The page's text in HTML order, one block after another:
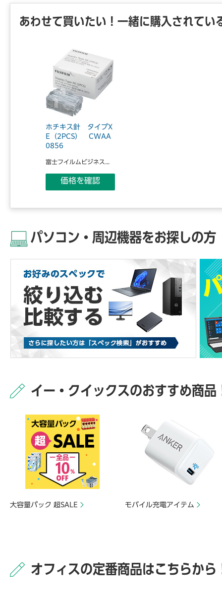
あわせて買いたい！一緒に購入されてい
ホチキス針 タイプX
E（2PCS） CWAA
0856
富士フイルムビジネス...
価格を確認
パソコン・周辺機器をお探しの方
イー・クイックスのおすすめ商品
大容量パック 超SALE モバイル充電アイテム
オフィスの定番商品はこちらから